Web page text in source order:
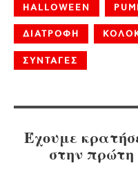
HALLOWEEN
ΔΙΑΤΡΟΦΗ
ΣΥΝΤΑΓΕΣ
Έχουμε
στην πρώτη